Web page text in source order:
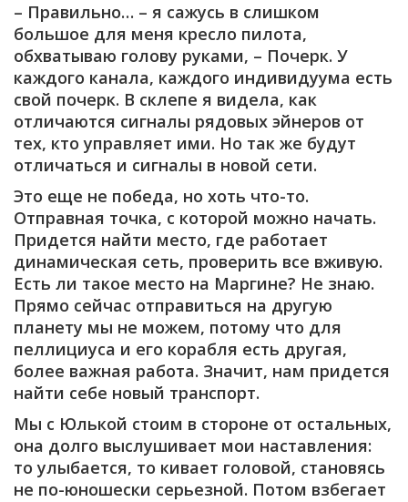
– Правильно… – я сажусь в слишком
большое для меня кресло пилота,
обхватываю голову руками, – Почерк. У
каждого канала, каждого индивидуума есть
свой почерк. В склепе я видела, как
отличаются сигналы рядовых эйнеров от
тех, кто управляет ими. Но так же будут
отличаться и сигналы в новой сети.
Это еще не победа, но хоть что-то.
Отправная точка, с которой можно начать.
Придется найти место, где работает
динамическая сеть, проверить все вживую.
Есть ли такое место на Маргине? Не знаю.
Прямо сейчас отправиться на другую
планету мы не можем, потому что для
пеллициуса и его корабля есть другая,
более важная работа. Значит, нам придется
найти себе новый транспорт.
Мы с Юлькой стоим в стороне от остальных,
она долго выслушивает мои наставления:
то улыбается, то кивает головой, становясь
не по-юношески серьезной. Потом взбегает